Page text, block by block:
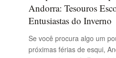
Andorra: Tesouros
Entusiastas do Inverno
Se você procura algo um
próximas férias de esqui,